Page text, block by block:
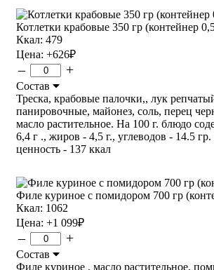
Котлетки крабовые 350 гр (контейнер
Ккал: 479
Цена: +626₽
– +
Состав
Треска, крабовые палочки,, лук
панировочные, майонез, соль, перец
масло растительное. На 100 г. блюдо
6,4 г ., жиров - 4,5 г., углеводов - 14.5
ценность - 137 ккал
Филе куриное с помидором 700 гр
Ккал: 1062
Цена: +1 099₽
– +
Состав
Филе куриное , масло растительное,